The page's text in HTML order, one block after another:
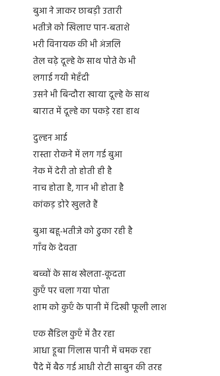
बुआ ने जाकर छाबड़ी उतारी
भतीजे को खिलाए पान-बताशे
भरी विनायक की भी अंजलि
तेल चढ़े दूल्हे के साथ पोते के भी
लगाई गयी मेहँदी
उसने भी बिन्दौरा खाया दूल्हे के साथ
बारात में दूल्हे का पकड़े रहा हाथ
दुल्हन आई
रास्ता रोकने में लग गई बुआ
नेक में देरी तो होती ही है
नाच होता है, गान भी होता है
कांकड़ डोरे खुलते हैं
बुआ बहू-भतीजे को ढुका रही है
गाँव के देवता
बच्चों के साथ खेलता-कूदता
कुएँ पर चला गया पोता
शाम को कुएँ के पानी में दिखी फूली लाश
एक सैंडिल कुएँ में तैर रहा
आधा डूबा गिलास पानी में चमक रहा
पैंदे में बैठ गई आधी रोटी साबुन की तरह